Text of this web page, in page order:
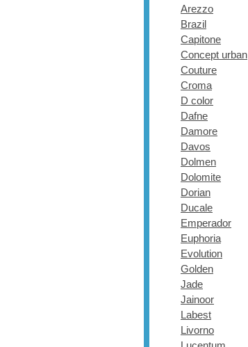
Arezzo
Brazil
Capitone
Concept urban
Couture
Croma
D color
Dafne
Damore
Davos
Dolmen
Dolomite
Dorian
Ducale
Emperador
Euphoria
Evolution
Golden
Jade
Jainoor
Labest
Livorno